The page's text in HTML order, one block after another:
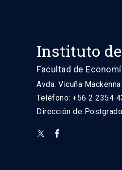
Instituto
Facultad de
Avda. Vicuña
Teléfono: +56 2 2354
Dirección de